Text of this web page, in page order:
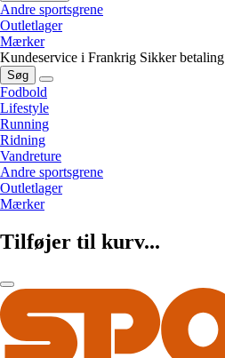
Andre sportsgrene
Outletlager
Mærker
Kundeservice i Frankrig Sikker betaling
Søg
Fodbold
Lifestyle
Running
Ridning
Vandreture
Andre sportsgrene
Outletlager
Mærker
Tilføjer til kurv...